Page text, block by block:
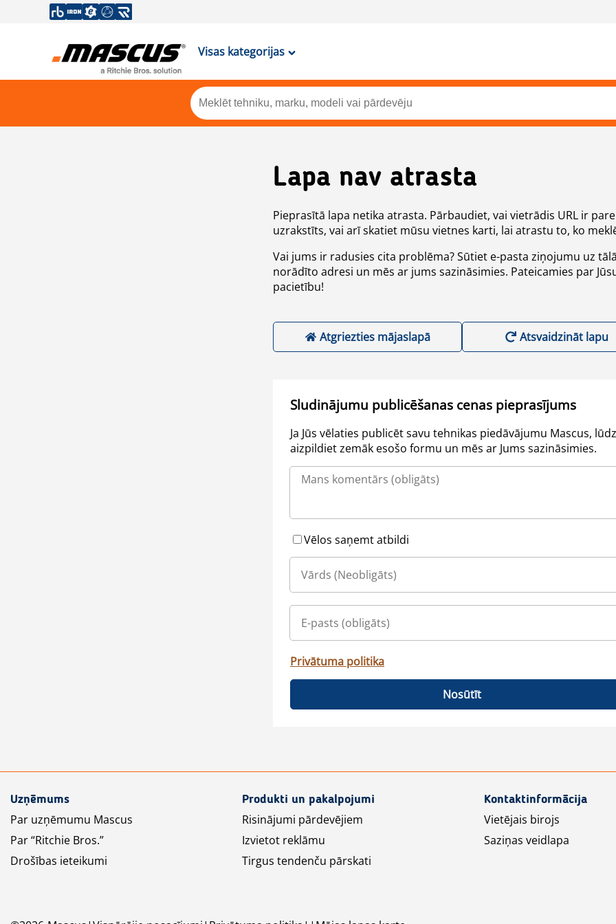
Visas kategorijas
Lapa nav atrasta
Pieprasītā lapa netika atrasta. Pārbaudiet, vai vietrādis URL ir
uzrakstīts, vai arī skatiet mūsu vietnes karti, lai atrastu to, ko
Vai jums ir radusies cita problēma? Sūtiet e-pasta ziņojumu uz
norādīto adresi un mēs ar jums sazināsimies. Pateicamies par
pacietību!
Atgriezties mājaslapā Atsvaidzināt lapu
Sludinājumu publicēšanas cenas pieprasījums
Ja Jūs vēlaties publicēt savu tehnikas piedāvājumu Mascus,
aizpildiet zemāk esošo formu un mēs ar Jums sazināsimies.
Vēlos saņemt atbildi
Privātuma politika
Nosūtīt
Uzņēmums
Par uzņēmumu Mascus
Par “Ritchie Bros.”
Drošības ieteikumi
Produkti un pakalpojumi
Risinājumi pārdevējiem
Izvietot reklāmu
Tirgus tendenču pārskati
Kontaktinformācija
Vietējais birojs
Saziņas veidlapa